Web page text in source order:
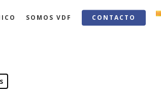
SOMOS VDF CONTACTO